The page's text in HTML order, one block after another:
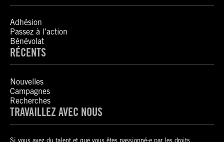
Adhésion
Passez à l’action
Bénévolat
RÉCENTS
Nouvelles
Campagnes
Recherches
TRAVAILLEZ AVEC NOUS
Si vous avez du talent et que vous êtes passionné-e par les droits